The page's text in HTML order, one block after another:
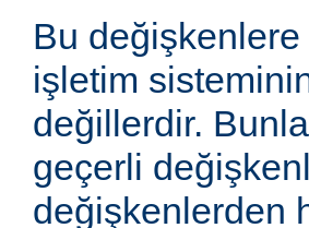
Bu değişkenlere
işletim
değillerdir.
geçerli
değişkenlerden